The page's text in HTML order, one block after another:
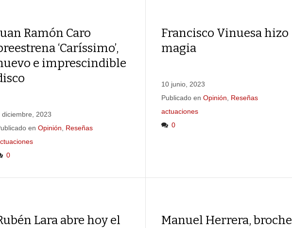
Ramón Caro
‘Caríssimo’,
e imprescindible
diciembre, 2023
enOpinión
Reseñas
0
Francisco Vinuesa hizo
magia
10 junio, 2023
Publicado enOpinión
Reseñas
actuaciones
0
Lara abre hoy el
Manuel Herrera, broche